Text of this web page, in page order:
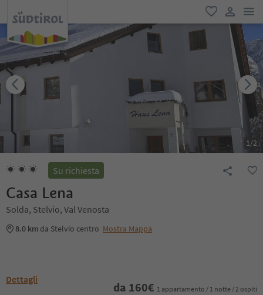
favoriti
user link
1/2
Su richiesta
Casa Lena
Solda, Stelvio, Val Venosta
8.0 km da Stelvio centro Mostra Mappa
Dettagli
da 160€ 1 appartamento / 1 notte / 2 ospiti